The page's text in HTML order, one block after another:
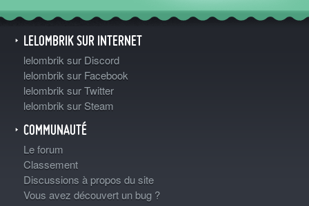
LELOMBRIK SUR INTERNET
lelombrik sur Discord
lelombrik sur Facebook
lelombrik sur Twitter
lelombrik sur Steam
COMMUNAUTÉ
Le forum
Classement
Discussions à propos du site
Vous avez découvert un bug ?